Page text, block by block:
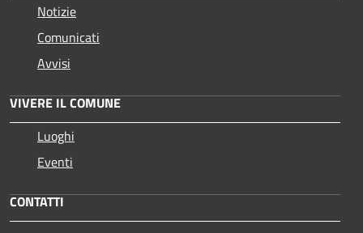
Notizie
Comunicati
Avvisi
VIVERE IL COMUNE
Luoghi
Eventi
CONTATTI